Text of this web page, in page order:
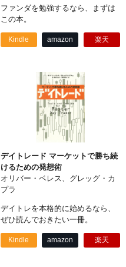
ファンダを勉強するなら、まずは
この本。
Kindle amazon 楽天
デイトレード マーケットで勝ち続
けるための発想術
オリバー・ベレス、グレッグ・カ
プラ
デイトレを本格的に始めるなら、
ぜひ読んでおきたい一冊。
Kindle amazon 楽天